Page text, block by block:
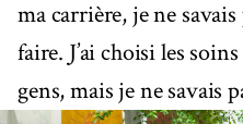
ma carrière, je ne
faire. J’ai choisi les
gens, mais je ne savais